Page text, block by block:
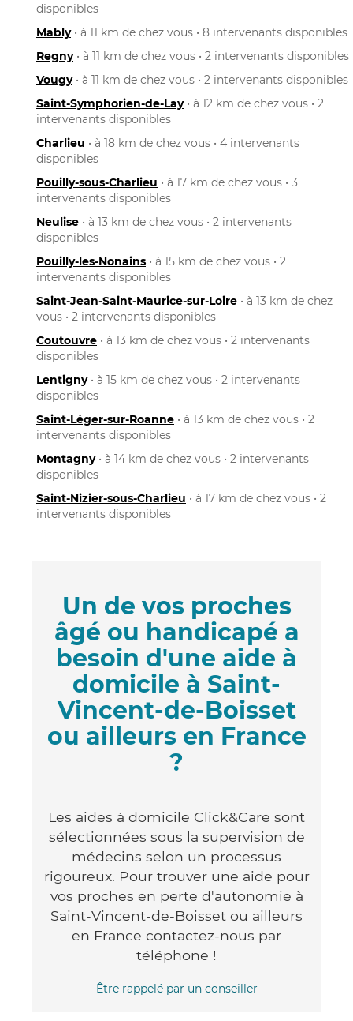
disponibles
Mably• à 11 km de chez vous • 8 intervenants disponibles
Regny• à 11 km de chez vous • 2 intervenants disponibles
Vougy• à 11 km de chez vous • 2 intervenants disponibles
Saint-Symphorien-de-Lay• à 12 km de chez vous • 2
intervenants disponibles
Charlieu • à 18 km de chez vous • 4 intervenants
disponibles
Pouilly-sous-Charlieu • à 17 km de chez vous • 3
intervenants disponibles
Neulise • à 13 km de chez vous • 2 intervenants
disponibles
Pouilly-les-Nonains • à 15 km de chez vous • 2
intervenants disponibles
Saint-Jean-Saint-Maurice-sur-Loire • à 13 km de chez
vous • 2 intervenants disponibles
Coutouvre • à 13 km de chez vous • 2 intervenants
disponibles
Lentigny• à 15 km de chez vous • 2 intervenants
disponibles
Saint-Léger-sur-Roanne • à 13 km de chez vous • 2
intervenants disponibles
Montagny• à 14 km de chez vous • 2 intervenants
disponibles
Saint-Nizier-sous-Charlieu • à 17 km de chez vous • 2
intervenants disponibles
Un de vos proches
âgé ou handicapé a
besoin d'une aide à
domicile à Saint-
Vincent-de-Boisset
ou ailleurs en France
?
Les aides à domicile Click&Care sont
sélectionnées sous la supervision de
médecins selon un processus
rigoureux. Pour trouver une aide pour
vos proches en perte d'autonomie à
Saint-Vincent-de-Boisset ou ailleurs
en France contactez-nous par
téléphone !
Être rappelé par un conseiller